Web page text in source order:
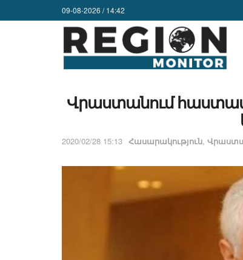
09-08-2026 / 14:42
Վրաստանում
2020/02/28 15:13 Հասարակություն,